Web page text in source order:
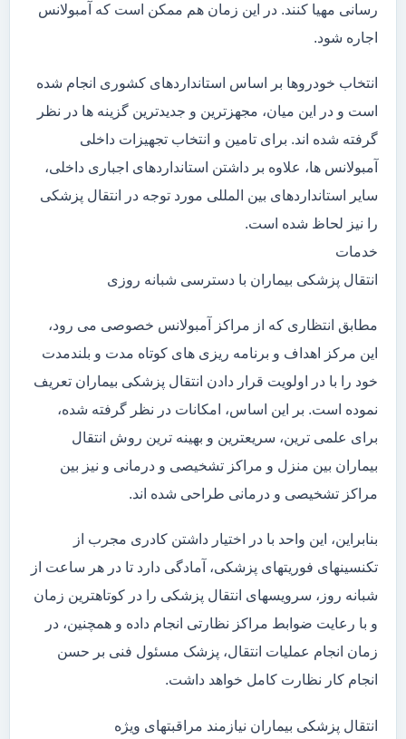
رسانی مهیا کنند. در این زمان هم ممکن است که آمبولانس
اجاره شود.
انتخاب خودروها بر اساس استانداردهای کشوری انجام شده
است و در این میان، مجهزترین و جدیدترین گزینه ها در نظر
گرفته شده اند. برای تامین و انتخاب تجهیزات داخلی
آمبولانس ها، علاوه بر داشتن استانداردهای اجباری داخلی،
سایر استانداردهای بین المللی مورد توجه در انتقال پزشکی
را نیز لحاظ شده است.
خدمات
انتقال پزشکی بیماران با دسترسی شبانه روزی
مطابق انتظاری که از مراکز آمبولانس خصوصی می رود،
این مرکز اهداف و برنامه ریزی های کوتاه مدت و بلندمدت
خود را با در اولویت قرار دادن انتقال پزشکی بیماران تعریف
نموده است. بر این اساس، امکانات در نظر گرفته شده،
برای علمی ترین، سریعترین و بهینه ترین روش انتقال
بیماران بین منزل و مراکز تشخیصی و درمانی و نیز بین
مراکز تشخیصی و درمانی طراحی شده اند.
بنابراین، این واحد با در اختیار داشتن کادری مجرب از
تکنسینهای فوریتهای پزشکی، آمادگی دارد تا در هر ساعت از
شبانه روز، سرویسهای انتقال پزشکی را در کوتاهترین زمان
و با رعایت ضوابط مراکز نظارتی انجام داده و همچنین، در
زمان انجام عملیات انتقال، پزشک مسئول فنی بر حسن
انجام کار نظارت کامل خواهد داشت.
انتقال پزشکی بیماران نیازمند مراقبتهای ویژه